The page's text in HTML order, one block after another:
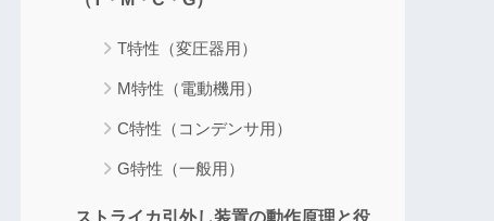
T特性（変圧器用）
M特性（電動機用）
C特性（コンデンサ用）
G特性（一般用）
ストライカ引外し装置の動作原理と役